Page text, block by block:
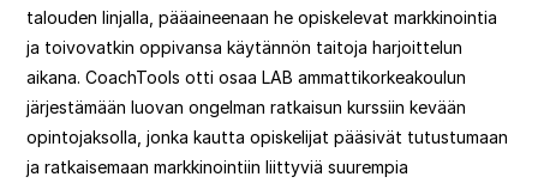
talouden linjalla, pääaineenaan he opiskelevat markkinointia
ja toivovatkin oppivansa käytännön taitoja harjoittelun
aikana. CoachTools otti osaa LAB ammattikorkeakoulun
järjestämään luovan ongelman ratkaisun kurssiin kevään
opintojaksolla, jonka kautta opiskelijat pääsivät tutustumaan
ja ratkaisemaan markkinointiin liittyviä suurempia